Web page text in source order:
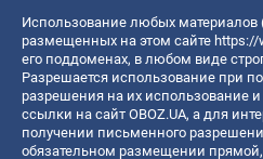
Использование любых материалов
размещенных на этом сайте https://
его поддоменах, в любом виде
Разрешается использование при
разрешения на их использование
ссылки на сайт OBOZ.UA, а для
получении письменного
обязательном размещении